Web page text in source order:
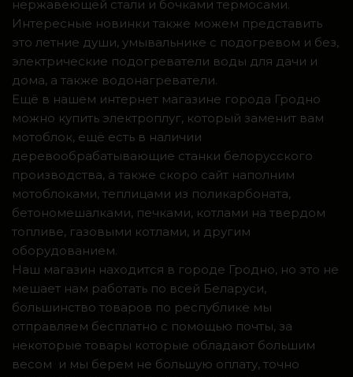
нержавеющей стали и бочками термосами.
Интересные новинки также можем представить
это летние души, умывальнике с подогревом и без,
электрические подогреватели воды для дачи и
дома, а также водонагреватели.
Ещё в нашем интернет магазине города Гродно
можно купить электроплуг, который заменит вам
мотоблок, ещё есть в наличии
деревообрабатывающие станки белорусского
производства, а также скоро сайт наполним
мотоблоками, теплицами из поликарбоната,
бетономешалками, печками, котлами на твердом
топливе, газовыми котлами, и другим
оборудованием.
Наш магазин находится в городе Гродно, но это не
мешает нам работать по всей Беларуси,
большинство товаров по республике мы
отправляем бесплатно с помощью почты, за
некоторые товары которые обладают большим
весом и мы берем не большую оплату, точно